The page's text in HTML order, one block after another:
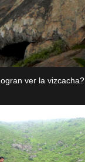
¿Logran ver la vizcacha?